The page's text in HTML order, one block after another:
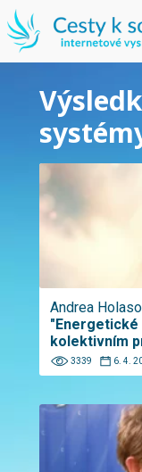
Andrea
"Energetické
kolektivním
3339 6. 4.